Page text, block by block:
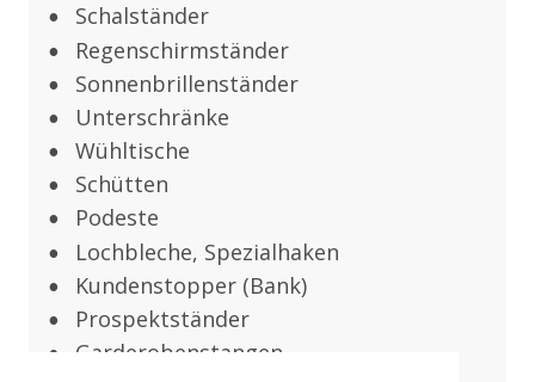
• Schalständer
• Regenschirmständer
• Sonnenbrillenständer
• Unterschränke
• Wühltische
• Schütten
• Podeste
• Lochbleche, Spezialhaken
• Kundenstopper (Bank)
• Prospektständer
• Garderobenstangen